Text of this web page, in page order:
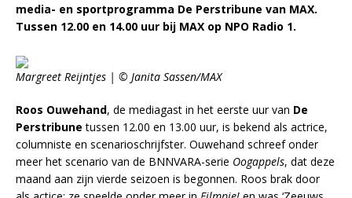
media- en sportprogramma De Perstribune van MAX.
Tussen 12.00 en 14.00 uur bij MAX op NPO Radio 1.
Margreet Reijntjes | © Janita Sassen/MAX
Roos Ouwehand, de mediagast in het eerste uur van De
Perstribune tussen 12.00 en 13.00 uur, is bekend als actrice,
columniste en scenarioschrijfster. Ouwehand schreef onder
meer het scenario van de BNNVARA-serie Oogappels, dat deze
maand aan zijn vierde seizoen is begonnen. Roos brak door